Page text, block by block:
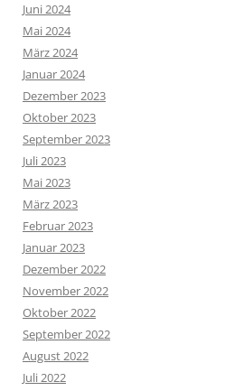
Juni 2024
Mai 2024
März 2024
Januar 2024
Dezember 2023
Oktober 2023
September 2023
Juli 2023
Mai 2023
März 2023
Februar 2023
Januar 2023
Dezember 2022
November 2022
Oktober 2022
September 2022
August 2022
Juli 2022